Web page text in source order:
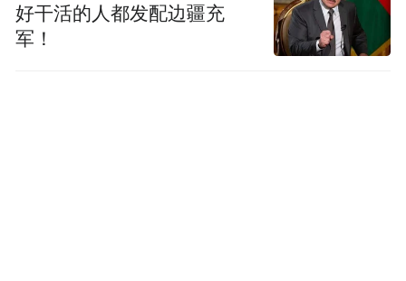
好干活的人都发配边疆充
军！